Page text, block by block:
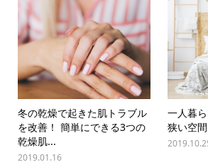
冬の乾燥で起きた肌トラブル
を改善！ 簡単にできる3つの
乾燥肌...
2019.01.16
一人暮
狭い空